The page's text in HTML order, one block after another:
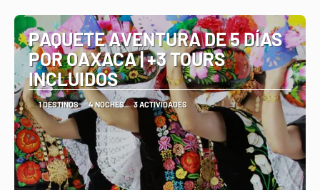
PAQUETE AVENTURA DE 5 DÍAS
POR OAXACA | +3 TOURS
INCLUIDOS
1 DESTINOS 4 NOCHES 3 ACTIVIDADES